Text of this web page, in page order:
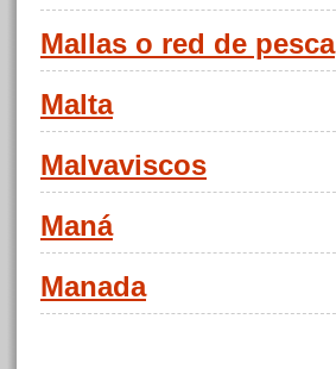
Mallas o red de pesca
Malta
Malvaviscos
Maná
Manada